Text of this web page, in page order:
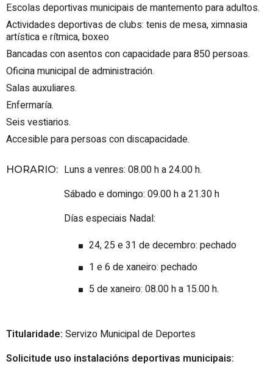
Escolas deportivas municipais de mantemento para adultos.
Actividades deportivas de clubs: tenis de mesa, ximnasia
artística e rítmica, boxeo
Bancadas con asentos con capacidade para 850 persoas.
Oficina municipal de administración.
Salas auxuliares.
Enfermaría.
Seis vestiarios.
Accesible para persoas con discapacidade.
HORARIO: Luns a venres: 08.00 h a 24.00 h.
Sábado e domingo: 09.00 h a 21.30 h
Días especiais Nadal:
24, 25 e 31 de decembro: pechado
1 e 6 de xaneiro: pechado
5 de xaneiro: 08.00 h a 15.00 h.
Titularidade: Servizo Municipal de Deportes
Solicitude uso instalacións deportivas municipais: